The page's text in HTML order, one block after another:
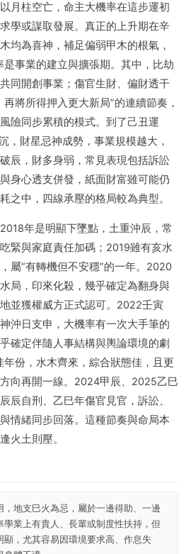
月柱空亡，命主大機率在這步運初
學或謀取發展。真正的上升期在辛
均為喜神，補足偏弱甲木的根氣，
事業的建立與擴張期。其中，比劫
同開創事業；傷官生財、偏財透干
將所得押入更大新局”的連續節奏，
險同步累積的模式。到了己丑運
，財星忌神成勢，事業規模越大，
辰，財多身弱，常見表現包括訴訟
身心透支併發，紙面財富雖可能仍
之中，四線承壓的格局較為典型。
年是明顯下墜點，土重沖辰，常
緊與家庭責任加碼；2019雖有亥水
屬“有轉機但不安穩”的一年。2020
局，印來化殺，幾乎確定為翻身與
並獲權威方正式認可。2022壬寅
沖日支申，大機率有一次大手筆的
確定伴隨人事結構與輿論環境的劇
份，水木齊來，綜合狀態佳，且更
向再開一線。2024甲辰、2025乙巳
辰自刑、乙巳年傷官見官，訴訟、
情緒同步回落。這種節奏與命局本
火土則壓。
，地支巳火為忌，屬於一邊得助、一邊
學業上有貴人、長輩或制度性扶持，但
顯，尤其容易因環境要求高、作息失